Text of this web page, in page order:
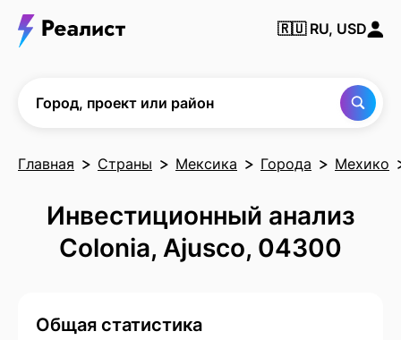
🇷🇺 RU, USD
Город, проект или район
Главная Страны Мексика Города Мехико
Инвестиционный анализ
Colonia, Ajusco, 04300
Общая статистика